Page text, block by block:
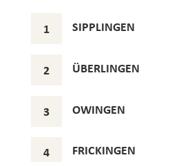
1 SIPPLINGEN
2 ÜBERLINGEN
3 OWINGEN
4 FRICKINGEN